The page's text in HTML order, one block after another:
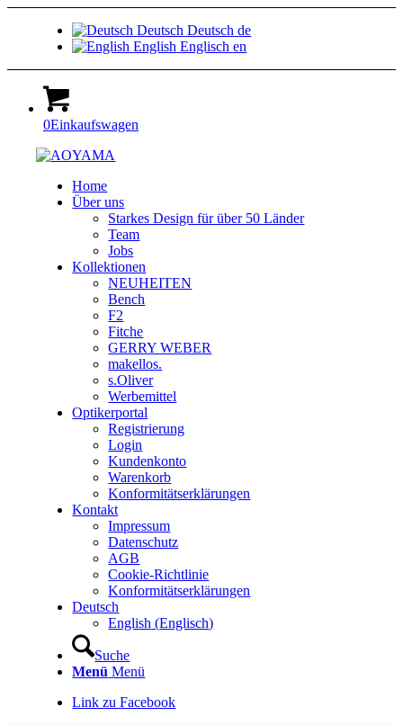
Deutsch Deutsch de
English Englisch en
0Einkaufswagen
Home
Über uns
Starkes Design für über 50 Länder
Team
Jobs
Kollektionen
NEUHEITEN
Bench
F2
Fitche
GERRY WEBER
makellos.
s.Oliver
Werbemittel
Optikerportal
Registrierung
Login
Kundenkonto
Warenkorb
Konformitätserklärungen
Kontakt
Impressum
Datenschutz
AGB
Cookie-Richtlinie
Konformitätserklärungen
Deutsch
English (Englisch)
Suche
Menü Menü
Link zu Facebook